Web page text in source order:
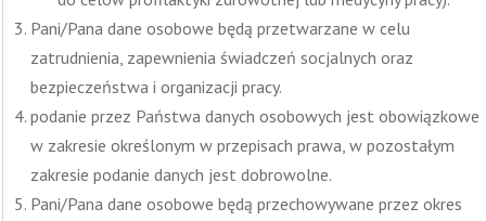
Pani/Pana dane osobowe będą przetwarzane w celu
zatrudnienia, zapewnienia świadczeń socjalnych oraz
bezpieczeństwa i organizacji pracy.
podanie przez Państwa danych osobowych jest obowiązkowe
w zakresie określonym w przepisach prawa, w pozostałym
zakresie podanie danych jest dobrowolne.
Pani/Pana dane osobowe będą przechowywane przez okres